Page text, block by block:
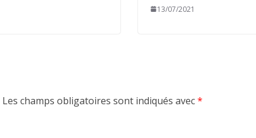
13/07/2021
Les champs obligatoires sont indiqués avec*